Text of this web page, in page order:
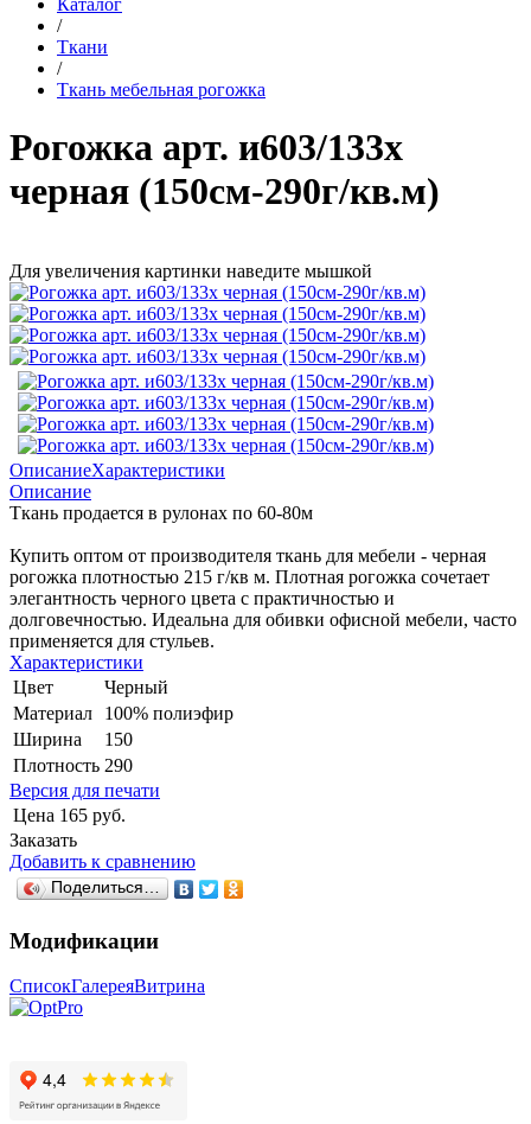
Каталог
/
Ткани
/
Ткань мебельная рогожка
Рогожка арт. и603/133х
черная (150см-290г/кв.м)
Для увеличения картинки наведите мышкой
ОписаниеХарактеристики
Описание
Ткань продается в рулонах по 60-80м
Купить оптом от производителя ткань для мебели - черная
рогожка плотностью 215 г/кв м. Плотная рогожка сочетает
элегантность черного цвета с практичностью и
долговечностью. Идеальна для обивки офисной мебели, часто
применяется для стульев.
Характеристики
Цвет
Черный
Материал
100% полиэфир
Ширина
150
Плотность 290
Версия для печати
Цена 165 руб.
Заказать
Добавить к сравнению
Поделиться…
Модификации
СписокГалереяВитрина